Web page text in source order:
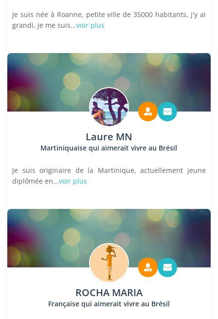
Je suis née à Roanne, petite ville de 35000 habitants, j'y ai
grandi, je me suis...voir plus
Laure MN
Martiniquaise qui aimerait vivre au Brésil
Je suis originaire de la Martinique, actuellement jeune
diplômée en...voir plus
ROCHA MARIA
Française qui aimerait vivre au Brésil